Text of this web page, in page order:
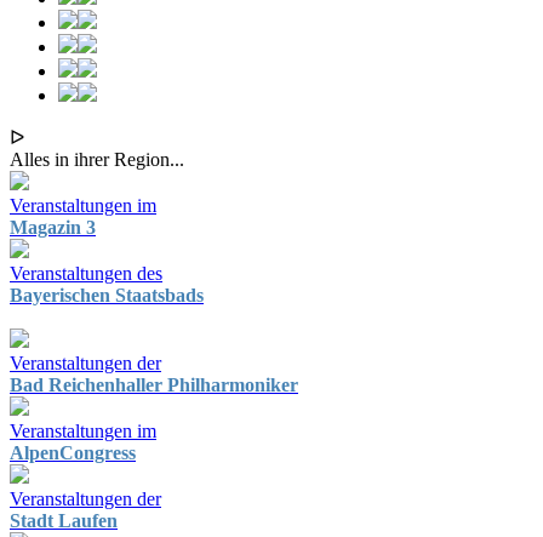
ᐅ
Alles in ihrer Region...
Veranstaltungen im
Magazin 3
Veranstaltungen des
Bayerischen Staatsbads
Veranstaltungen der
Bad Reichenhaller Philharmoniker
Veranstaltungen im
AlpenCongress
Veranstaltungen der
Stadt Laufen